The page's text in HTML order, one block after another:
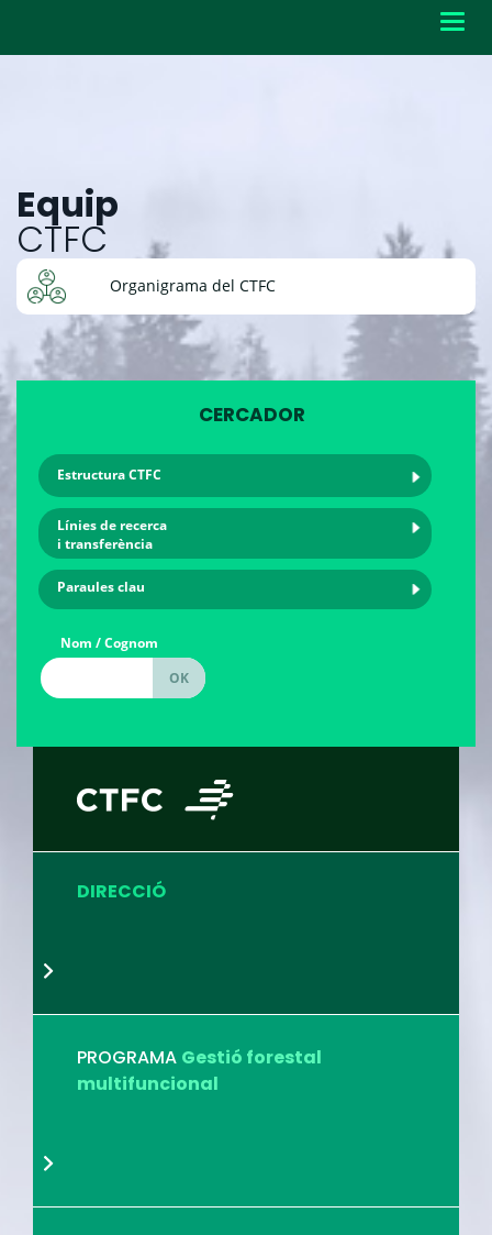
Equip
CTFC
Organigrama del CTFC
CERCADOR
Estructura CTFC
Línies de recerca
i transferència
Paraules clau
Nom / Cognom
DIRECCIÓ
PROGRAMA Gestió forestal
multifuncional